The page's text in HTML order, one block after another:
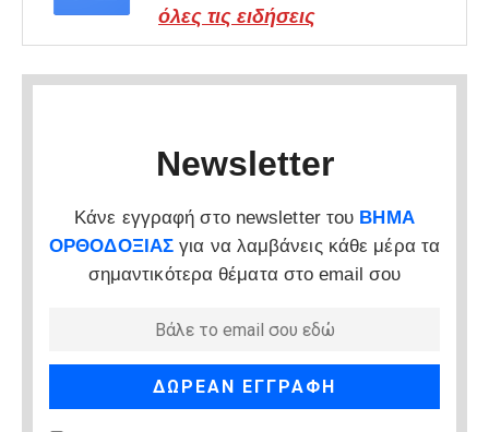
όλες τις ειδήσεις
Newsletter
Κάνε εγγραφή στο newsletter του ΒΗΜΑ
ΟΡΘΟΔΟΞΙΑΣ για να λαμβάνεις κάθε μέρα τα
σημαντικότερα θέματα στο email σου